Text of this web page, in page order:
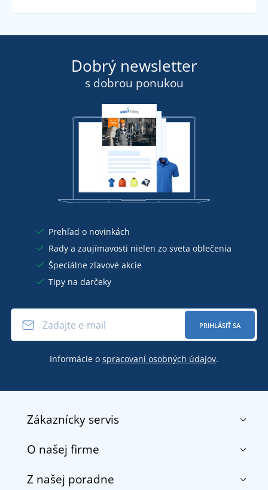
Dobrý newsletter
s dobrou ponukou
Prehľad o novinkách
Rady a zaujímavosti nielen zo sveta oblečenia
Špeciálne zľavové akcie
Tipy na darčeky
PRIHLÁSIŤ SA
Informácie o spracovaní osobných údajov.
Zákaznícky servis
Kontakt
Doprava a platba
O našej firme
O nás
Z našej poradne